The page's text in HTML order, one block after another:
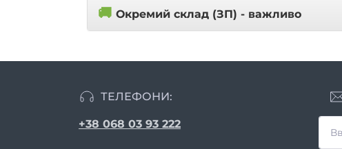
🚚 Окремий склад (ЗП) - важливо
ТЕЛЕФОНИ:
+38 068 03 93 222